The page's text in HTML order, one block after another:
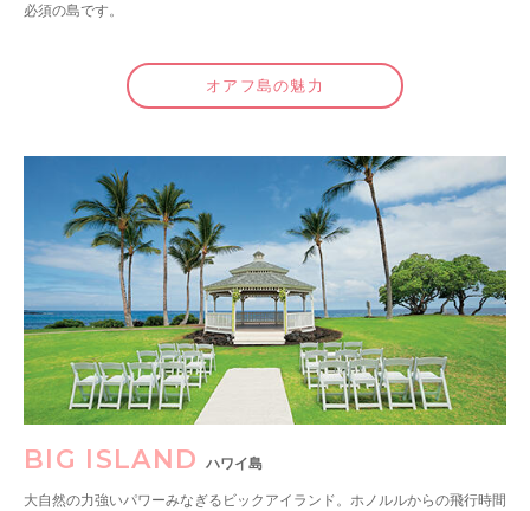
必須の島です。
オアフ島の魅力
BIG ISLAND ハワイ島
大自然の力強いパワーみなぎるビックアイランド。ホノルルからの飛行時間